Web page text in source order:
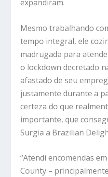
expandiram.
Mesmo trabalhando
tempo integral, ele
madrugada para
o lockdown decretado
afastado de seu
justamente durante a
certeza do que
importante, que
Surgia a Brazilian
“Atendi encomendas
County –